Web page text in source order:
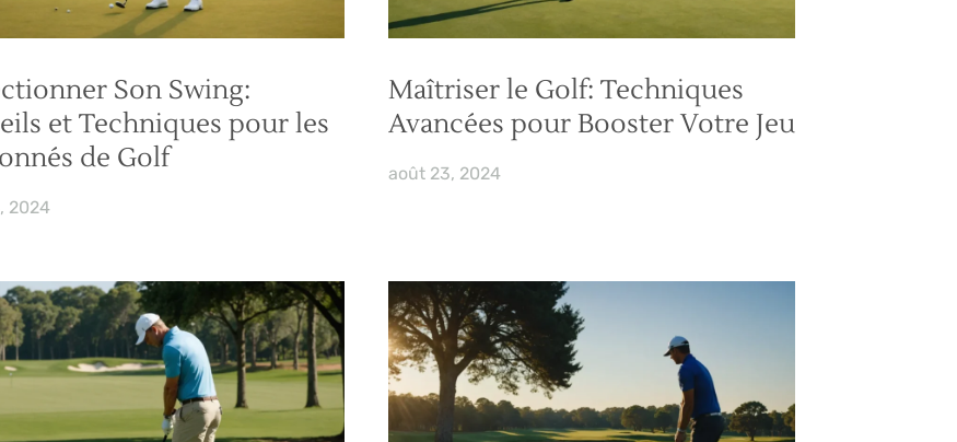
Son Swing:
et Techniques pour les
de Golf
2024
Maîtriser le Golf: Techniques
Avancées pour Booster Votre Jeu
août 23, 2024